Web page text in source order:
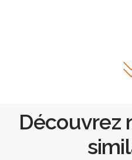
Découvrez